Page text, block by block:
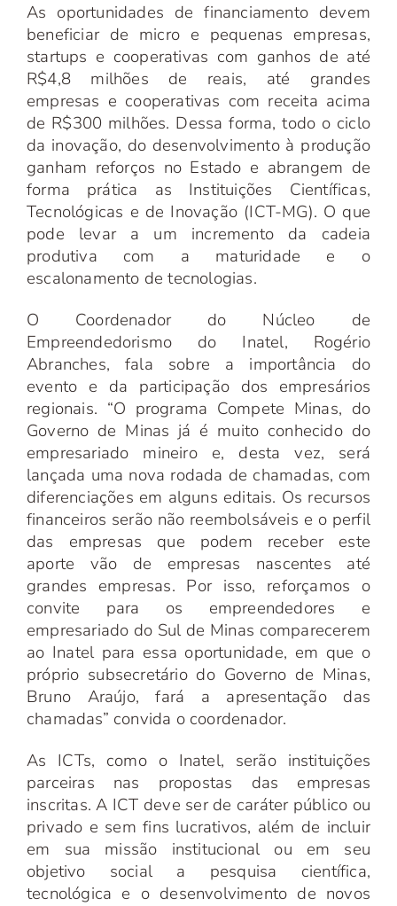
As oportunidades de financiamento devem
beneficiar de micro e pequenas empresas,
startups e cooperativas com ganhos de até
R$4,8 milhões de reais, até grandes
empresas e cooperativas com receita acima
de R$300 milhões. Dessa forma, todo o ciclo
da inovação, do desenvolvimento à produção
ganham reforços no Estado e abrangem de
forma prática as Instituições Científicas,
Tecnológicas e de Inovação (ICT-MG). O que
pode levar a um incremento da cadeia
produtiva com a maturidade e o
escalonamento de tecnologias.
O Coordenador do Núcleo de
Empreendedorismo do Inatel, Rogério
Abranches, fala sobre a importância do
evento e da participação dos empresários
regionais. “O programa Compete Minas, do
Governo de Minas já é muito conhecido do
empresariado mineiro e, desta vez, será
lançada uma nova rodada de chamadas, com
diferenciações em alguns editais. Os recursos
financeiros serão não reembolsáveis e o perfil
das empresas que podem receber este
aporte vão de empresas nascentes até
grandes empresas. Por isso, reforçamos o
convite para os empreendedores e
empresariado do Sul de Minas comparecerem
ao Inatel para essa oportunidade, em que o
próprio subsecretário do Governo de Minas,
Bruno Araújo, fará a apresentação das
chamadas” convida o coordenador.
As ICTs, como o Inatel, serão instituições
parceiras nas propostas das empresas
inscritas. A ICT deve ser de caráter público ou
privado e sem fins lucrativos, além de incluir
em sua missão institucional ou em seu
objetivo social a pesquisa científica,
tecnológica e o desenvolvimento de novos